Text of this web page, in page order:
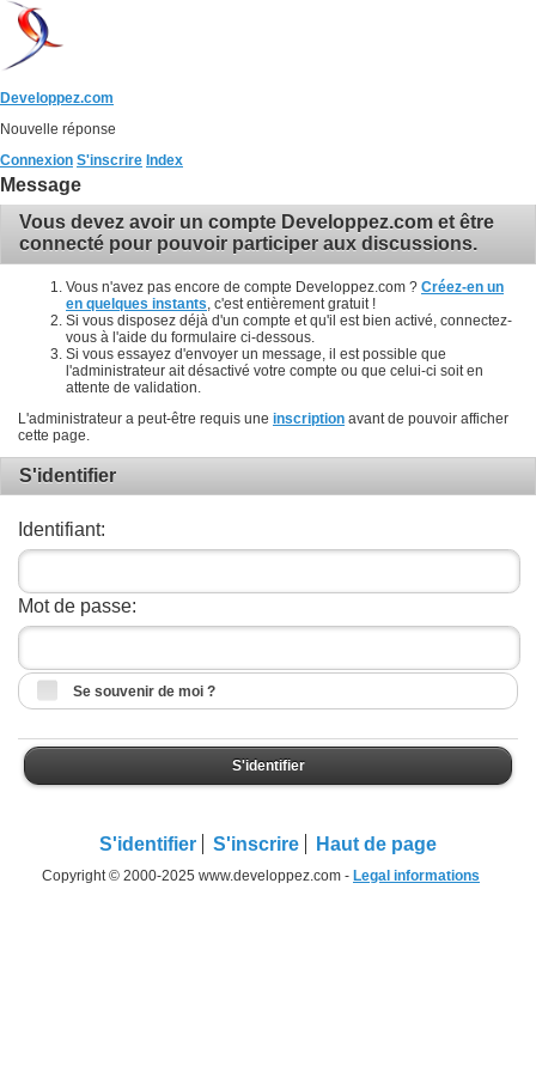
Developpez.com
Nouvelle réponse
Connexion S'inscrire Index
Message
Vous devez avoir un compte Developpez.com et être
connecté pour pouvoir participer aux discussions.
Vous n'avez pas encore de compte Developpez.com ? Créez-en un
en quelques instants , c'est entièrement gratuit !
Si vous disposez déjà d'un compte et qu'il est bien activé, connectez-
vous à l'aide du formulaire ci-dessous.
Si vous essayez d'envoyer un message, il est possible que
l'administrateur ait désactivé votre compte ou que celui-ci soit en
attente de validation.
L'administrateur a peut-être requis une inscription avant de pouvoir afficher
cette page.
S'identifier
Identifiant:
Mot de passe:
Se souvenir de moi ?
S'identifier
S'identifier S'inscrire Haut de page
Copyright © 2000-2025 www.developpez.com - Legal informations